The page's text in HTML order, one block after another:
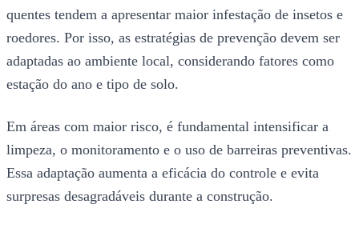
quentes tendem a apresentar maior infestação de insetos e
roedores. Por isso, as estratégias de prevenção devem ser
adaptadas ao ambiente local, considerando fatores como
estação do ano e tipo de solo.
Em áreas com maior risco, é fundamental intensificar a
limpeza, o monitoramento e o uso de barreiras preventivas.
Essa adaptação aumenta a eficácia do controle e evita
surpresas desagradáveis durante a construção.